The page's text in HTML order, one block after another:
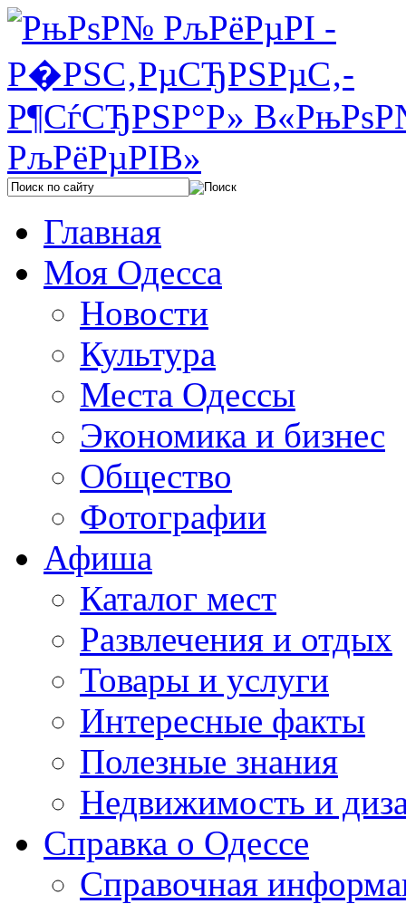
Главная
Моя Одесса
Новости
Культура
Места Одессы
Экономика и бизнес
Общество
Фотографии
Афиша
Каталог мест
Развлечения и отдых
Товары и услуги
Интересные факты
Полезные знания
Недвижимость и
Справка о Одессе
Справочная